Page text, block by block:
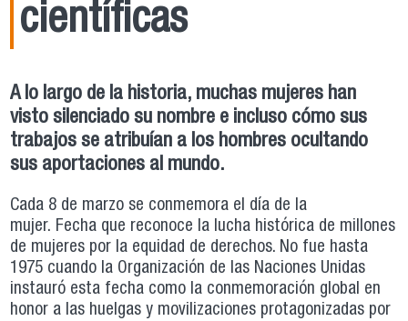
científicas
A lo largo de la historia, muchas mujeres han
visto silenciado su nombre e incluso cómo sus
trabajos se atribuían a los hombres ocultando
sus aportaciones al mundo.
Cada 8 de marzo se conmemora el día de la
mujer. Fecha que reconoce la lucha histórica de millones
de mujeres por la equidad de derechos. No fue hasta
1975 cuando la Organización de las Naciones Unidas
instauró esta fecha como la conmemoración global en
honor a las huelgas y movilizaciones protagonizadas por